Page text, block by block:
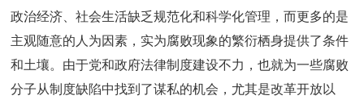
政治经济、社会生活缺乏规范化和科学化管理，而更多的是
主观随意的人为因素，实为腐败现象的繁衍栖身提供了条件
和土壤。由于党和政府法律制度建设不力，也就为一些腐败
分子从制度缺陷中找到了谋私的机会，尤其是改革开放以